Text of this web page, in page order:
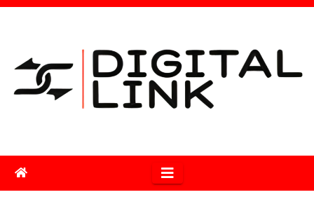
Saltar